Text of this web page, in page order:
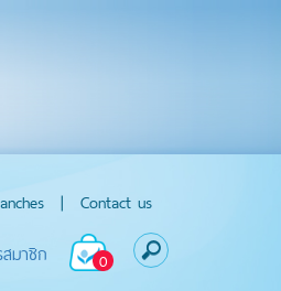
| Contact us
0
มาชิก